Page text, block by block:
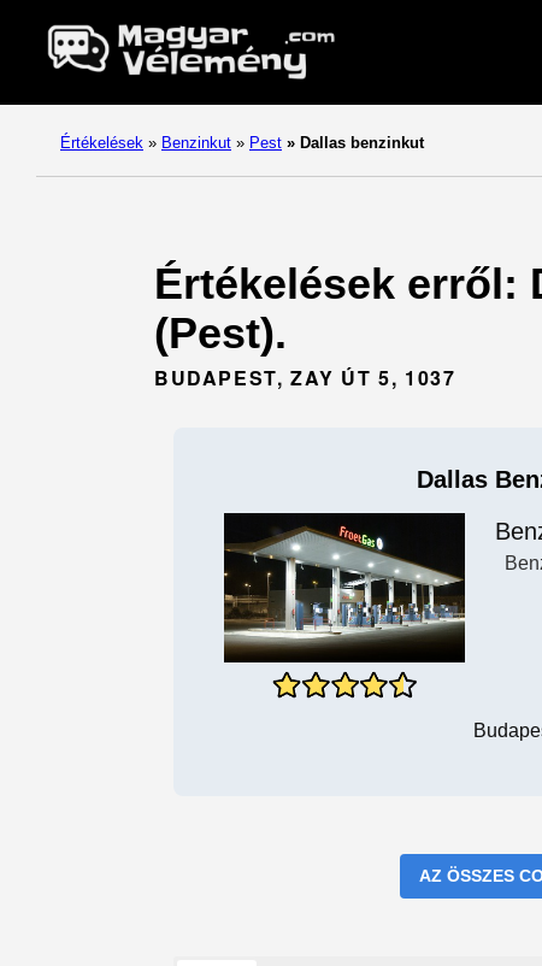
Értékelések » Benzinkut » Pest » Dallas benzinkut
Értékelések erről:
(Pest).
BUDAPEST, ZAY ÚT 5, 1037
Dallas
AZ ÖSSZES